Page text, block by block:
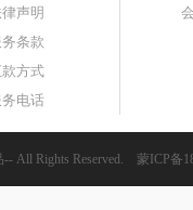
声明
务条款
方式
务电话
All Rights Reserved. 蒙ICP备